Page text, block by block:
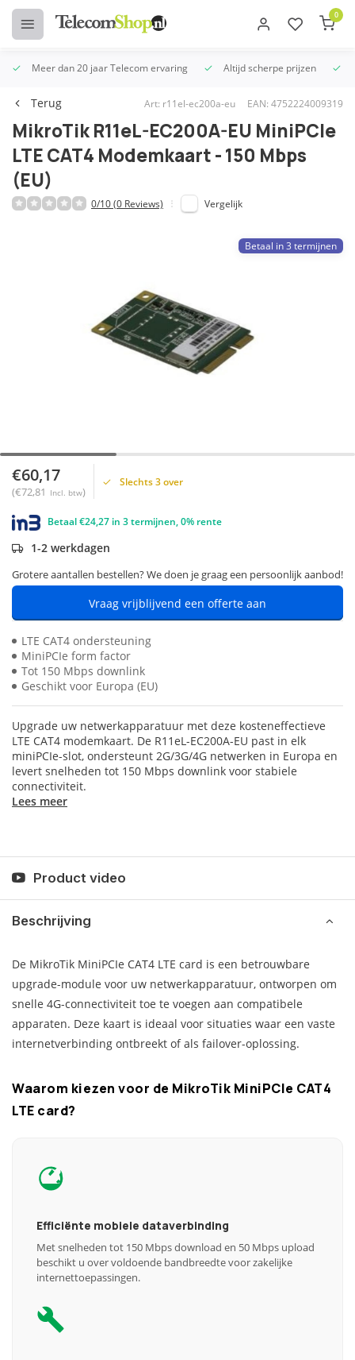
0
Meer dan 20 jaar Telecom ervaring Altijd scherpe prijzen
Terug Art: r11el-ec200a-eu EAN: 4752224009319
MikroTik R11eL-EC200A-EU MiniPCIe
LTE CAT4 Modemkaart - 150 Mbps
(EU)
0/10 (0 Reviews) Vergelijk
Betaal in 3 termijnen
€60,17
(€72,81 Incl. btw)
Slechts 3 over
Betaal €24,27 in 3 termijnen, 0% rente
1-2 werkdagen
Grotere aantallen bestellen? We doen je graag een persoonlijk aanbod!
Vraag vrijblijvend een offerte aan
LTE CAT4 ondersteuning
MiniPCIe form factor
Tot 150 Mbps downlink
Geschikt voor Europa (EU)
Upgrade uw netwerkapparatuur met deze kosteneffectieve
LTE CAT4 modemkaart. De R11eL-EC200A-EU past in elk
miniPCIe-slot, ondersteunt 2G/3G/4G netwerken in Europa en
levert snelheden tot 150 Mbps downlink voor stabiele
connectiviteit.
Lees meer
Product video
Beschrijving
De MikroTik MiniPCIe CAT4 LTE card is een betrouwbare
upgrade-module voor uw netwerkapparatuur, ontworpen om
snelle 4G-connectiviteit toe te voegen aan compatibele
apparaten. Deze kaart is ideaal voor situaties waar een vaste
internetverbinding ontbreekt of als failover-oplossing.
Waarom kiezen voor de MikroTik MiniPCIe CAT4
LTE card?
Efficiënte mobiele dataverbinding
Met snelheden tot 150 Mbps download en 50 Mbps upload
beschikt u over voldoende bandbreedte voor zakelijke
internettoepassingen.